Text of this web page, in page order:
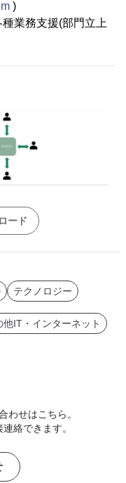
)
務支援(部門立上
ード
テクノロジー
他IT・インターネット
わせはこちら。
絡できます。